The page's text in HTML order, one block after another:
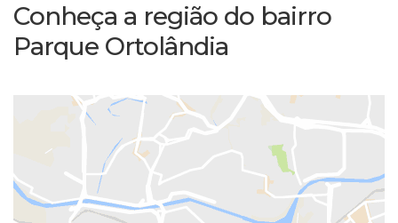
Conheça a região do bairro
Parque Ortolândia